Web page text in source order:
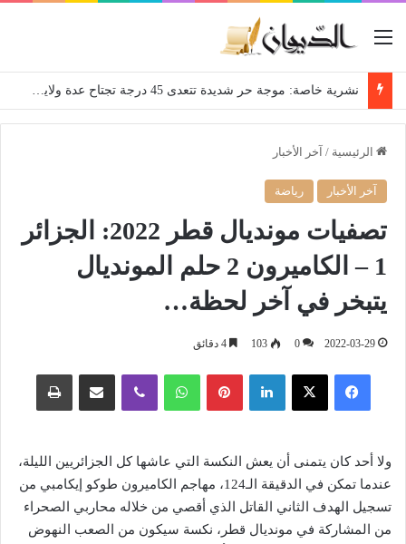
القائمة
نشرية خاصة: موجة حر شديدة تتعدى 45 درجة تجتاح عدة ولايات إلى غاية الاثنين
الرئيسية / آخر الأخبار
آخر الأخبار رياضة
تصفيات مونديال قطر 2022: الجزائر
1 – الكاميرون 2 حلم المونديال
يتبخر في آخر لحظة…
2022-03-29
0
103
فيسبوك ‫X لينكدإن بينتيريست واتساب ڤايبر مشاركة عبر البريد
ولا أحد كان يتمنى أن يعش النكسة التي عاشها كل الجزائريين الليلة،
عندما تمكن في الدقيقة الـ124، مهاجم الكاميرون طوكو إيكامبي من
تسجيل الهدف الثاني القاتل الذي أقصي من خلاله محاربي الصحراء
من المشاركة في مونديال قطر، نكسة سيكون من الصعب النهوض